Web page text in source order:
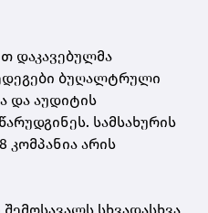
დაკავებულმა
ბუღალტრული
და აუდიტის
სამსახურის
კომპანია არის